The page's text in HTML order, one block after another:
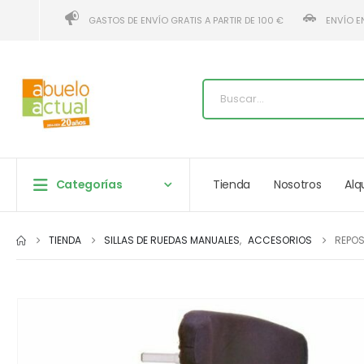
GASTOS DE ENVÍO GRATIS A PARTIR DE 100 € ENVÍO
Categorías Tienda Nosotros
TIENDA SILLAS DE RUEDAS MANUALES, ACCESORIOS